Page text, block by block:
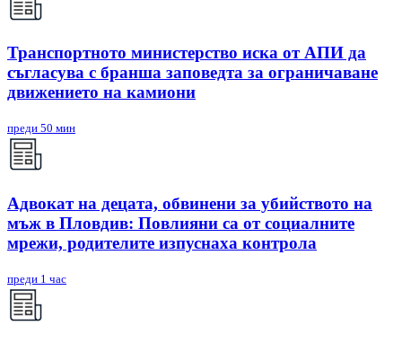
Транспортното министерство иска от АПИ да
съгласува с бранша заповедта за ограничаване
движението на камиони
преди 50 мин
Адвокат на децата, обвинени за убийството на
мъж в Пловдив: Повлияни са от социалните
мрежи, родителите изпуснаха контрола
преди 1 час